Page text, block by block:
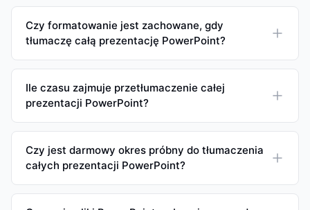
Czy formatowanie jest zachowane, gdy
tłumaczę całą prezentację PowerPoint?
Ile czasu zajmuje przetłumaczenie całej
prezentacji PowerPoint?
Czy jest darmowy okres próbny do tłumaczenia
całych prezentacji PowerPoint?